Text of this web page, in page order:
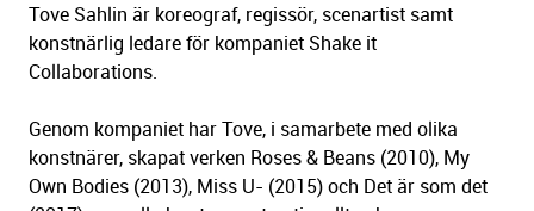
Tove Sahlin är koreograf, regissör, scenartist samt
konstnärlig ledare för kompaniet Shake it
Collaborations.
Genom kompaniet har Tove, i samarbete med olika
konstnärer, skapat verken Roses & Beans (2010), My
Own Bodies (2013), Miss U- (2015) och Det är som det